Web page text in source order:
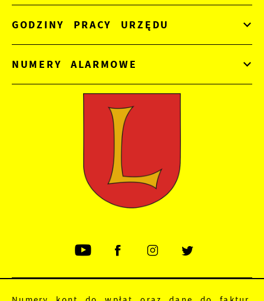
GODZINY PRACY URZĘDU
NUMERY ALARMOWE